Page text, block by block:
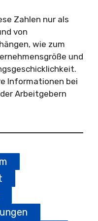
Zahlen nur als
von
wie zum
und
Informationen bei
Arbeitgebern